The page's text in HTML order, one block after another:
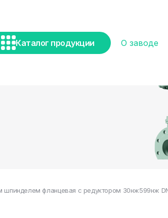
Каталог продукции О заводе
фланцевая с редуктором 30нж599нж